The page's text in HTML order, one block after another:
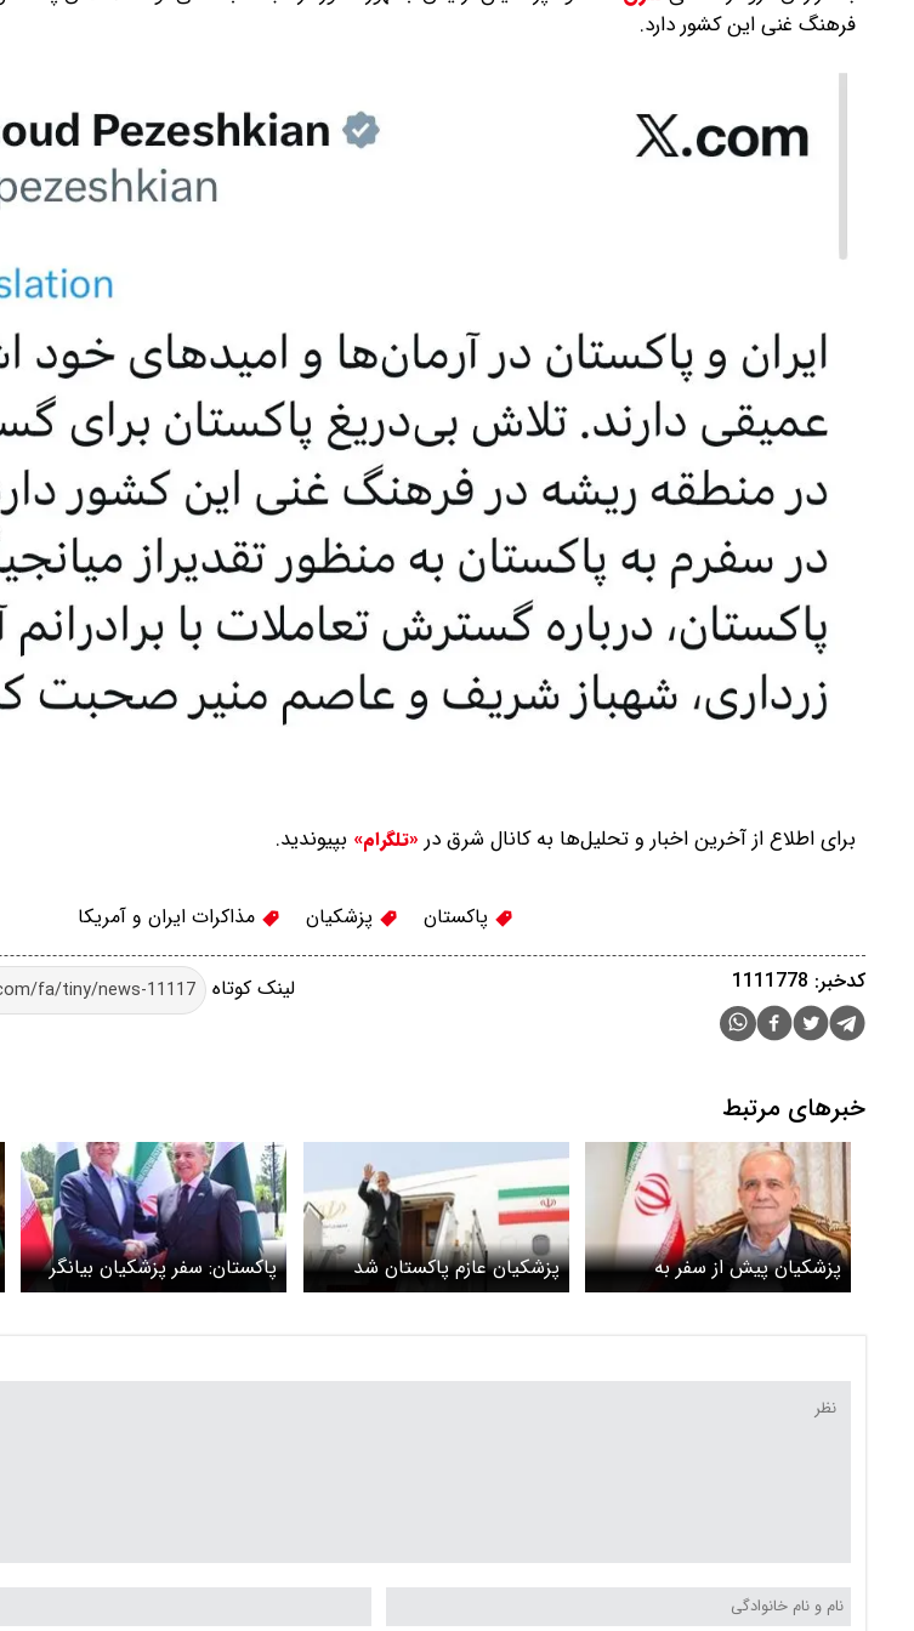
فرهنگ غنی این کشور دارد.
برای اطلاع از آخرین اخبار و تحلیل‌ها به کانال شرق در «تلگرام» بپیوندید.
پاکستان پزشکیان مذاکرات ایران و آمریکا
لینک کوتاه کدخبر: 1111778
خبرهای مرتبط
پزشکیان پیش از سفر به
پاکستان: باید تمام بندهای
ایران به مرحله اجرا برسد
پزشکیان عازم پاکستان شد
پاکستان: سفر پزشکیان بیانگر
آرمان‌های مشترک تهران -